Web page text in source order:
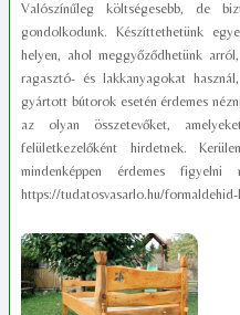
Valószínűleg költségesebb, de
gondolkodunk. Készíttethetünk
helyen, ahol meggyőződhetünk
ragasztó- és lakkanyagokat
gyártott bútorok esetén érdemes
az olyan összetevőket,
felületkezelőként hirdetnek.
mindenképpen érdemes figyelni
https://tudatosvasarlo.hu/